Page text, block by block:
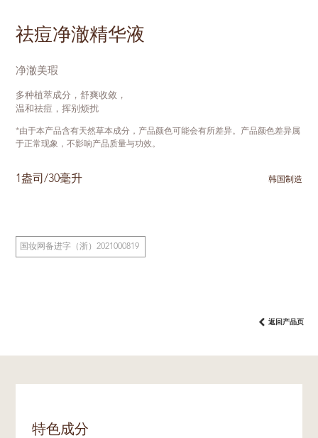
祛痘净澈精华液
净澈美瑕
多种植萃成分，舒爽收敛，
温和祛痘，挥别烦扰
*由于本产品含有天然草本成分，产品颜色可能会有所差异。产品颜色差异属
于正常现象，不影响产品质量与功效。
1盎司/30毫升 韩国制造
国妆网备进字（浙）2021000819
返回产品页
特色成分